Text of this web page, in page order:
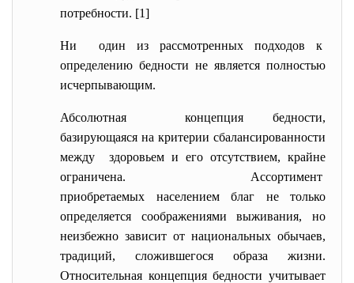
потребности. [1]
Ни один из рассмотренных подходов к
определению бедности не является полностью
исчерпывающим.
Абсолютная концепция бедности,
базирующаяся на критерии сбалансированности
между здоровьем и его отсутствием, крайне
ограничена. Ассортимент
приобретаемых населением благ не только
определяется соображениями выживания, но
неизбежно зависит от национальных обычаев,
традиций, сложившегося образа жизни.
Относительная концепция бедности учитывает